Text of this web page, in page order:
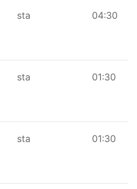
sta 04:30
sta 01:30
sta 01:30